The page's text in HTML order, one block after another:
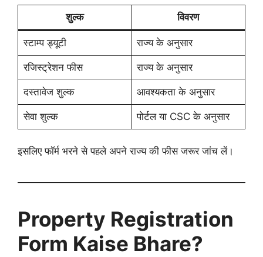
शुल्क विवरण
स्टाम्प ड्यूटी राज्य के अनुसार
रजिस्ट्रेशन फीस राज्य के अनुसार
दस्तावेज शुल्क आवश्यकता के अनुसार
सेवा शुल्क पोर्टल या CSC के अनुसार
इसलिए फॉर्म भरने से पहले अपने राज्य की फीस जरूर जांच लें।
Property Registration
Form Kaise Bhare?